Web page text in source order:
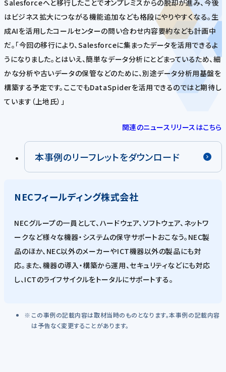
Salesforceへと移行したことでオンプレミスからの脱却が進み、今後
はビジネス拡大につながる機能追加なども格段にやりやすくなる。生
成AIを活用したコールセンターの問い合わせ内容要約なども計画中
だ。「今回の移行により、Salesforceに集まったデータを活用できるよ
うになりました。とはいえ、簡単なデータ分析にとどまっているため、細
かな分析や古いデータの保管などのために、別途データ分析用基盤を
構築する予定です。ここでもDataSpiderを活用できるのではと期待し
ています（上地氏）」
関連のニュースリリースはこちら
本事例のリーフレットをダウンロード
NECフィールディング株式会社
NECグループの一員として、ハードウェア、ソフトウェア、ネットワ
ークなど様々な機器・システムの保守サポートおこなう。NEC製
品のほか、NEC以外のメーカーやICT機器以外の製品にも対
応。また、機器の導入・構築から運用、セキュリティなどにも対応
し、ICTのライフサイクルをトータルにサポートする。
この事例の記載内容は取材当時のものとなります。本事例の記載内容
は予告なく変更することがあります。